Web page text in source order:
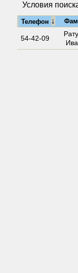
Условия
Телефон ↓
54-42-09